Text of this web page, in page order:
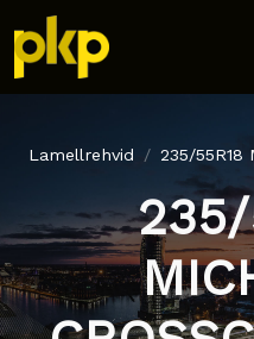
Lamellrehvid 235/55R18
235/